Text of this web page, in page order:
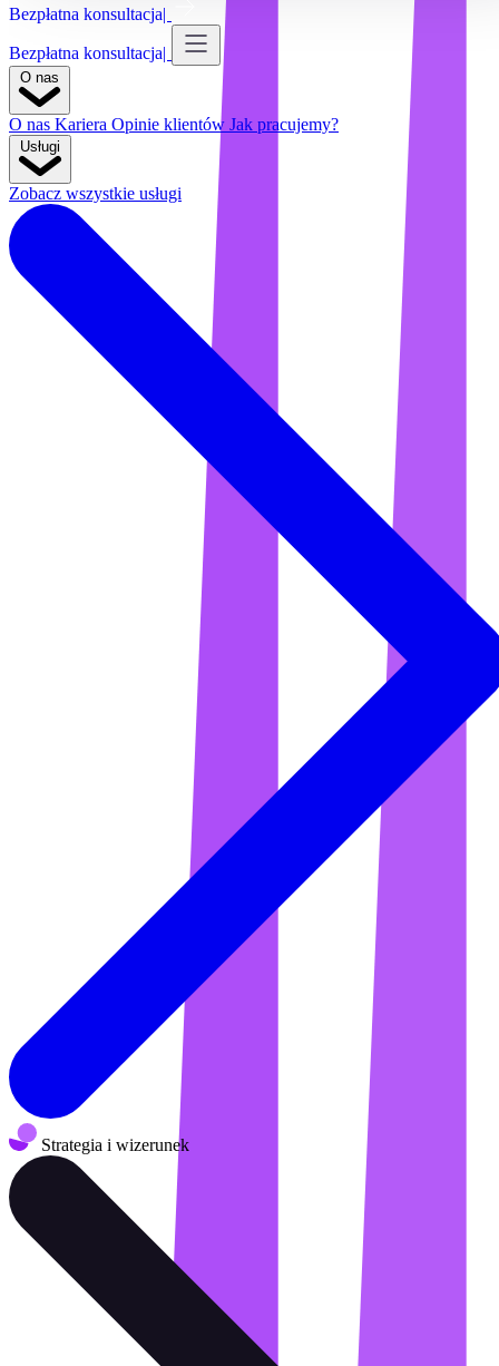
Bezpłatna konsultacja
Bezpłatna konsultacja
O nas Kariera Opinie klientów Jak pracujemy?
Zobacz wszystkie usługi
Strategia i wizerunek